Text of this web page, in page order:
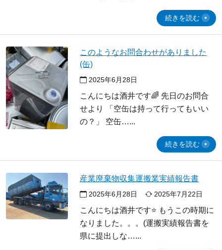
続きを読む
このようなお問合わせがありました
(缶)
2025年6月28日
こんにちは酒井です🌈 先日のお問合
せより 「空缶は持って行ってもいい
の？」 空缶…
続きを読む
産業廃棄物収集運搬業実績報告書
2025年6月28日 2025年7月22日
こんにちは酒井です⭐ もうこの時期に
なりました。。。(運搬実績報告書を
県に提出しな…